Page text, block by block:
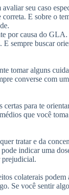
seu caso
E sobre o
por causa do
sempre buscar
tomar alguns
converse com
para te
que você
tratar e da
indicar uma
prejudicial.
colaterais podem
Se você sentir